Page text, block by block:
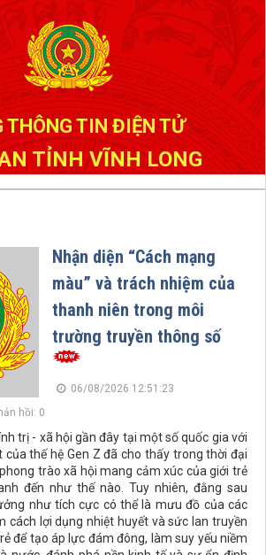
THÔNG TIN ĐIỆN TỬ
TỈNH VĨNH LONG
Nhận diện “Cách mạng
màu” và trách nhiệm của
thanh niên trong môi
trường truyền thông số
06/08/2026 12:51:23
hồi: 0
trị - xã hội gần đây tại một số quốc gia với
thế hệ Gen Z đã cho thấy trong thời đại
trào xã hội mang cảm xúc của giới trẻ
đến như thế nào. Tuy nhiên, đằng sau
như tích cực có thể là mưu đồ của các
cách lợi dụng nhiệt huyết và sức lan truyền
để tạo áp lực đám đông, làm suy yếu niềm